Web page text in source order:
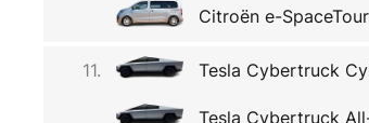
Citroën e-
11. Tesla Cybertruck
Tesla Cybertruck